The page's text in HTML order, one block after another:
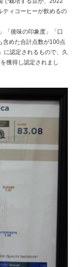
ティコーヒーが飲めるの
「後味の印象度」「口
含めた合計点数が100点
に認定されるもので、久
獲得し認定されまし